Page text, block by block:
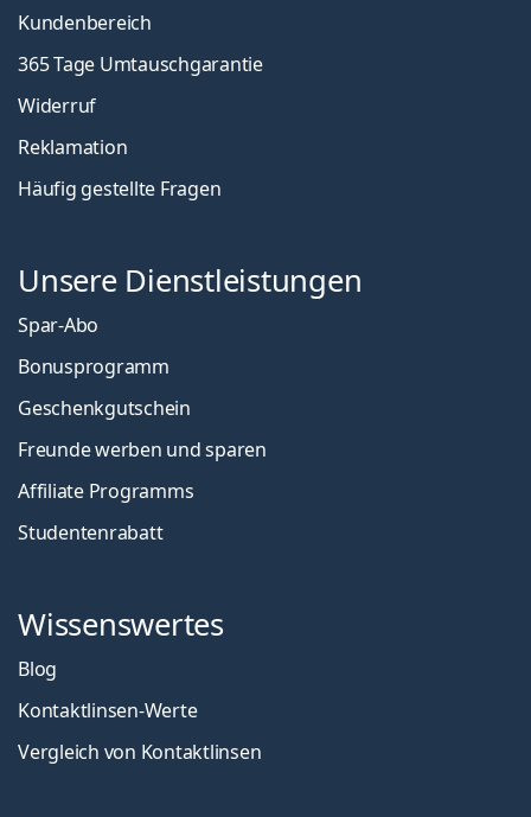
Kundenbereich
365 Tage Umtauschgarantie
Widerruf
Reklamation
Häufig gestellte Fragen
Unsere Dienstleistungen
Spar-Abo
Bonusprogramm
Geschenkgutschein
Freunde werben und sparen
Affiliate Programms
Studentenrabatt
Wissenswertes
Blog
Kontaktlinsen-Werte
Vergleich von Kontaktlinsen